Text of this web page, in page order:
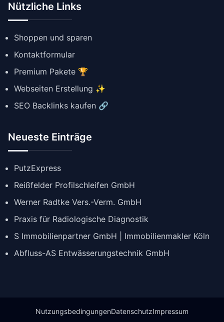
Nützliche Links
Shoppen und sparen
Kontaktformular
Premium Pakete 🏆
Webseiten Erstellung ✨
SEO Backlinks kaufen 🔗
Neueste Einträge
PutzExpress
Reißfelder Profilschleifen GmbH
Werner Radtke Vers.-Verm. GmbH
Praxis für Radiologische Diagnostik
S Immobilienpartner GmbH | Immobilienmakler Köln
Abfluss-AS Entwässerungstechnik GmbH
NutzungsbedingungenDatenschutzImpressum